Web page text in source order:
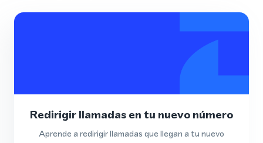
Redirigir llamadas en tu nuevo número
Aprende a redirigir llamadas que llegan a tu nuevo